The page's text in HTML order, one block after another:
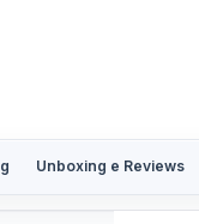
Unboxing e Reviews